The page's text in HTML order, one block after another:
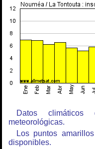
Datos
meteorológicas.
Los puntos
disponibles.